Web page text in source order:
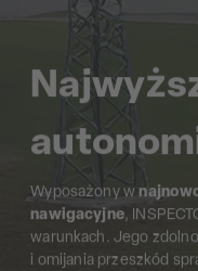
Wyposażony w
nawigacyjne,
warunkach. Jego
i omijania przeszkód